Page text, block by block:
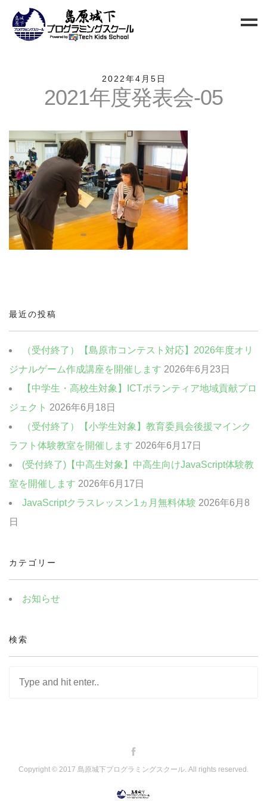
お問い合わせ
クラス
小中高校生向けクラス
QUREO初級クラス
QUREO中級クラス
電子工作部
2022年4月5日
2021年度発表会-05
最近の投稿
（受付終了）【島原市コンテスト対応】2026年度オリ
ジナルゲーム作成講座を開催します 2026年6月23日
【中学生・高校生対象】ICTボランティア地域貢献プロ
ジェクト 2026年6月18日
（受付終了）【小学生対象】教育委員会後援マインク
ラフト体験教室を開催します 2026年6月17日
(受付終了)【中高生対象】中高生向けJavaScript体験教
室を開催します 2026年6月17日
JavaScriptクラスレッスン1ヵ月無料体験 2026年6月8
日
カテゴリー
お知らせ
検索
Copyright © 2017 島原城下プログラミングスクール. All rights reserved.